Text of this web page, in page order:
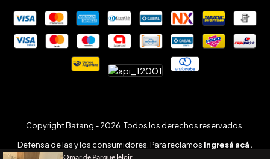
Copyright Batang - 2026. Todos los derechos reservados.
Defensa de las y los consumidores. Para reclamos ingresá acá.